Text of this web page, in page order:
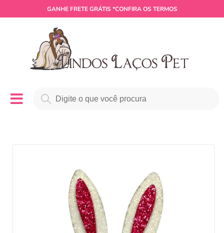
GANHE FRETE GRÁTIS *CONFIRA OS TERMOS